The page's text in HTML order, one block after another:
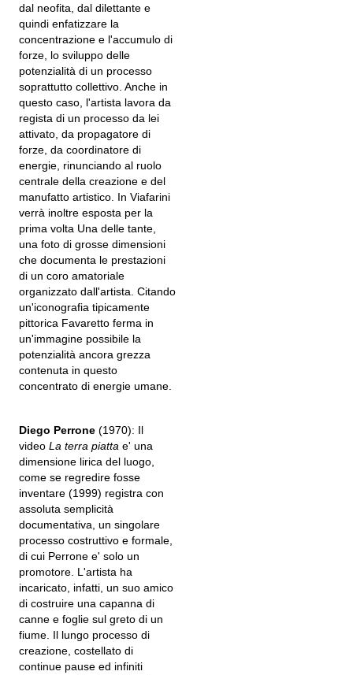
dal neofita, dal dilettante e
quindi enfatizzare la
concentrazione e l'accumulo di
forze, lo sviluppo delle
potenzialità di un processo
soprattutto collettivo. Anche in
questo caso, l'artista lavora da
regista di un processo da lei
attivato, da propagatore di
forze, da coordinatore di
energie, rinunciando al ruolo
centrale della creazione e del
manufatto artistico. In Viafarini
verrà inoltre esposta per la
prima volta Una delle tante,
una foto di grosse dimensioni
che documenta le prestazioni
di un coro amatoriale
organizzato dall'artista. Citando
un'iconografia tipicamente
pittorica Favaretto ferma in
un'immagine possibile la
potenzialità ancora grezza
contenuta in questo
concentrato di energie umane.
Diego Perrone (1970): Il
video La terra piatta e' una
dimensione lirica del luogo,
come se regredire fosse
inventare (1999) registra con
assoluta semplicità
documentativa, un singolare
processo costruttivo e formale,
di cui Perrone e' solo un
promotore. L'artista ha
incaricato, infatti, un suo amico
di costruire una capanna di
canne e foglie sul greto di un
fiume. Il lungo processo di
creazione, costellato di
continue pause ed infiniti